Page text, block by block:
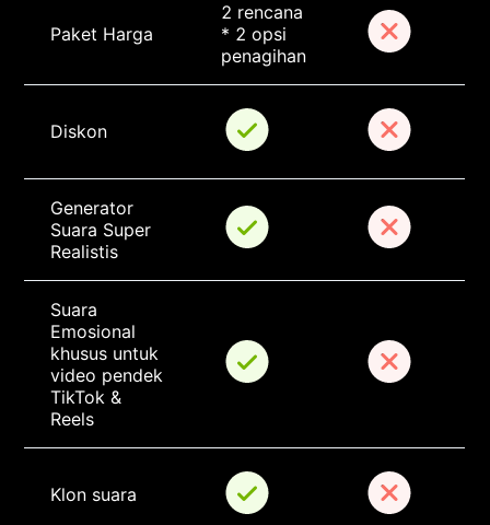
Paket Harga
2 rencana
* 2 opsi
penagihan
Diskon
Generator
Suara Super
Realistis
Suara
Emosional
khusus untuk
video pendek
TikTok &
Reels
Klon suara